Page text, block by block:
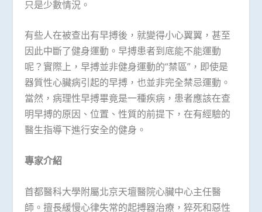
只是少數情況。
有些人在被查出有早搏後，就變得小心翼翼，甚至
因此中斷了健身運動。早搏患者到底能不能運動
呢？實際上，早搏並非健身運動的“禁區”，即使是
器質性心臟病引起的早搏，也並非完全禁忌運動。
當然，病理性早搏畢竟是一種疾病，患者應該在查
明早搏的原因、位置、性質的前提下，在有經驗的
醫生指導下進行安全的健身。
專家介紹
首都醫科大學附屬北京天壇醫院心臟中心主任醫
師。擅長緩慢心律失常的起搏器治療，猝死和惡性